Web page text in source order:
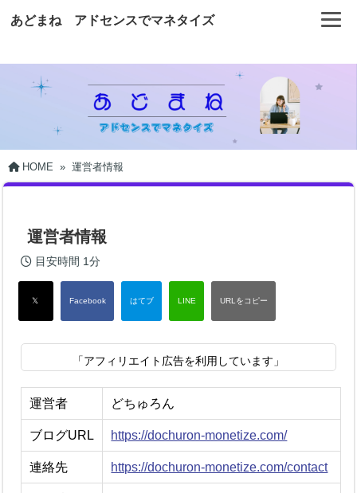
あどまね アドセンスでマネタイズ
HOME » 運営者情報
運営者情報
目安時間 1分
「アフィリエイト広告を利用しています」
運営者 どちゅろん
ブログURL https://dochuron-monetize.com/
連絡先 https://dochuron-monetize.com/contact